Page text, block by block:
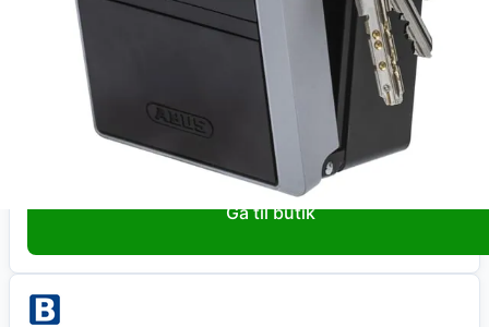
Abus Keygarage 787 Smart for Vægmontering
63824
kr
+ 49 kr fragt
1.497
Leveringstid: 2-5 hverdage
Gå til butik